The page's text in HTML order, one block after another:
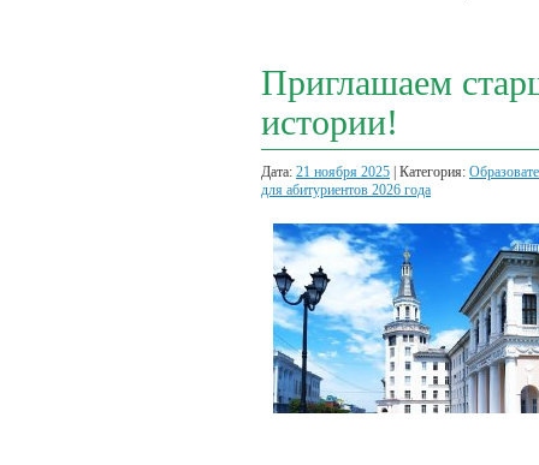
Приглашаем
истории!
Дата: 21 ноября 2025 | Категория:
для абитуриентов 2026 года